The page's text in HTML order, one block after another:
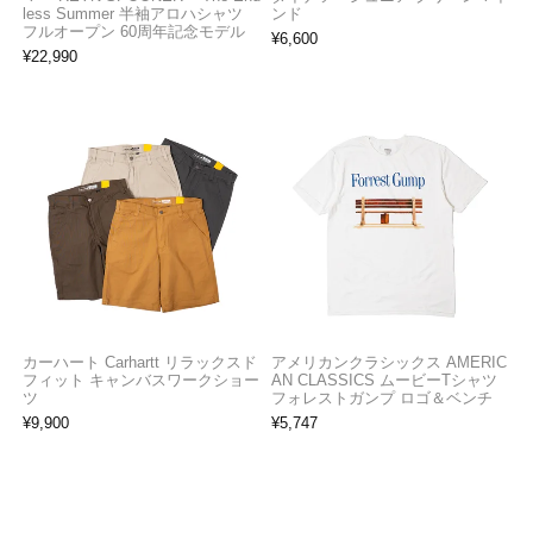
less Summer 半袖アロハシャツ
フルオープン 60周年記念モデル
¥22,990
ンド
¥6,600
カーハート Carhartt リラックスド
フィット キャンバスワークショー
ツ
¥9,900
アメリカンクラシックス AMERIC
AN CLASSICS ムービーTシャツ
フォレストガンプ ロゴ＆ベンチ
¥5,747